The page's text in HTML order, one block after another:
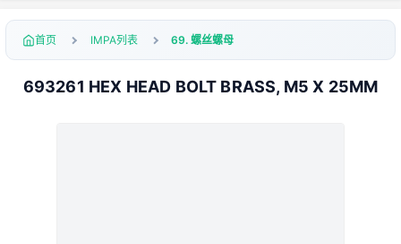
首页 IMPA列表 69. 螺丝螺母
693261 HEX HEAD BOLT BRASS, M5 X 25MM